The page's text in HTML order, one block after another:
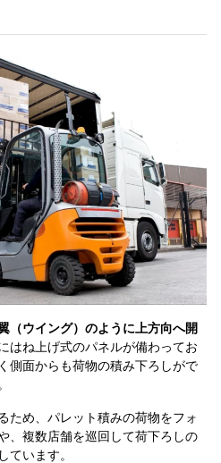
（ウイング）のように上方向へ開
はね上げ式のパネルが備わってお
側面からも荷物の積み下ろしがで
ため、パレット積みの荷物をフォ
、複数店舗を巡回して荷下ろしの
ています。